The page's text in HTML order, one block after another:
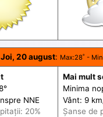
Joi, 20 august: Max:28˚ - Min
spre NNE
itații: 20%
Mai mult
Minima
Vânt: 9
Șanse de